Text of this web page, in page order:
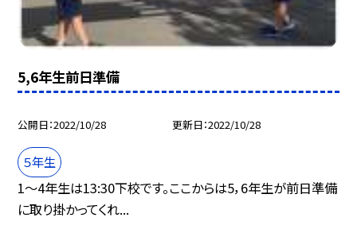
5,6年生前日準備
公開日 2022/10/28 更新日 2022/10/28
５年生
1〜4年生は13:30下校です。ここからは5，6年生が前日準備
に取り掛かってくれ...